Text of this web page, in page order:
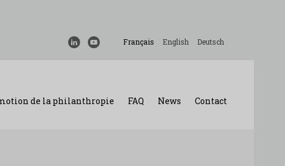
Français English Deutsch
de la philanthropie FAQ News Contact